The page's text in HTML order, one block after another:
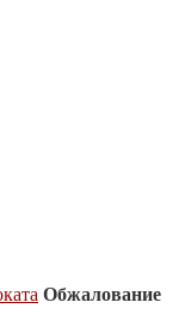
Обжалование